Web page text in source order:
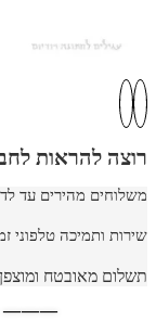
רוצה להראות
משלוחים מהירים עד
שירות ותמיכה טלפוני
תשלום מאובטח
———